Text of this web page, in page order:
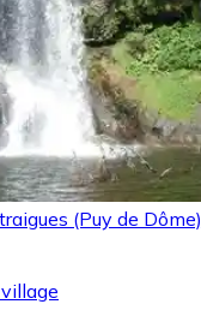
(Puy de Dôme)